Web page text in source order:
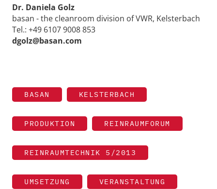
Dr. Daniela Golz
basan - the cleanroom division of VWR, Kelsterbach
Tel.: +49 6107 9008 853
dgolz@basan.com
BASAN KELSTERBACH
PRODUKTION REINRAUMFORUM
REINRAUMTECHNIK 5/2013
UMSETZUNG VERANSTALTUNG